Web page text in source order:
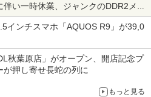
い一時休業、ジャンクのDDR2メモ
近の秋葉原 ～
インチスマホ「AQUOS R9」が39,0
秋葉原店」がオープン、開店記念プ
が押し寄せ長蛇の列に
もっと見る